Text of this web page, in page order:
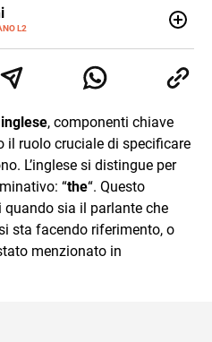
L2
grado. Mi occupo inoltre di
e contenuti per il web. Amo i saggi
, componenti chiave
il ruolo cruciale di specificare
L’inglese si distingue per
“the“. Questo
sia il parlante che
sta facendo riferimento, o
menzionato in